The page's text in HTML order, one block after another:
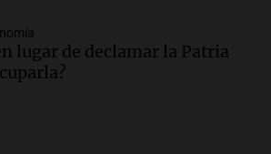
tras el cierre de
la provincia
en el Senado por la ley de
lugar de declamar la Patria